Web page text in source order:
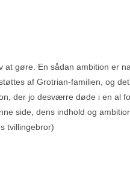
at gøre. En sådan ambition er
af Grotrian-familien, og
der jo desværre døde i en al
side, dens indhold og
tvillingebror)